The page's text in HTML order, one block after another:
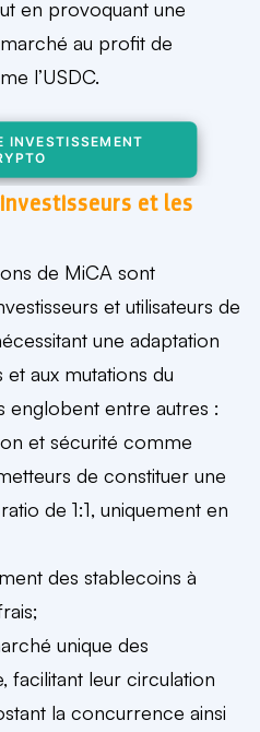
en provoquant une
au profit de
l’USDC.
INVESTISSEMENT
et les
de MiCA sont
et utilisateurs de
une adaptation
aux mutations du
englobent entre autres :
et sécurité comme
de constituer une
de 1:1, uniquement en
des stablecoins à
unique des
facilitant leur circulation
la concurrence ainsi